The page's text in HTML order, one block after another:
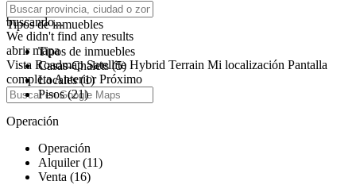
click to enable zoom
buscando...
We didn't find any results
abrir mapa
Vista Roadmap Satellite Hybrid Terrain Mi localización Pantalla
completaAnterior Próximo
Tipos de inmuebles
Tipos de inmuebles
Casas-Chalets (5)
Locales (1)
Pisos (21)
Operación
Operación
Alquiler (11)
Venta (16)